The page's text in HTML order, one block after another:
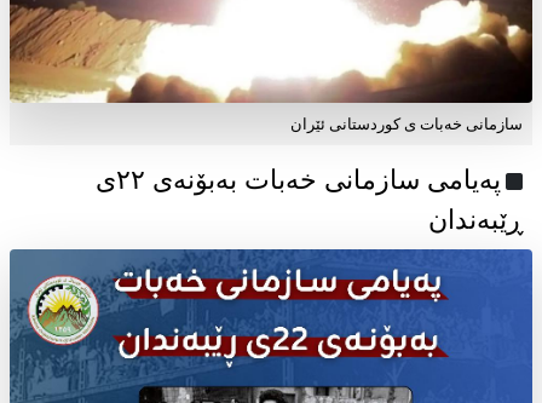
سازمانی خەبات ی کوردستانی ئێران
پەیامی سازمانی خەبات بەبۆنەی ۲۲ی
ڕێبەندان